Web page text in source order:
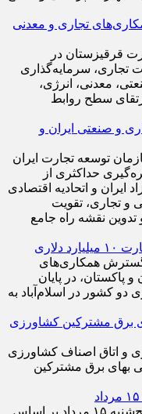
تجهیزات پزشکی و صنایع
تجاری و معدنی
قرقیزستان در
تجاری، سرمایه‌گذاری
معدنی، انرژی،
سطح روابط
و صنعتی ایران و
توسعه تجارت ایران
حداکثری از
و اتحادیه اقتصادی
و تجاری، تقویت
نقشه راه جامع
همکاری‌های
پاکستان، در پایان
کشور در اسلام‌آباد به
برق مشترکین کشاورزی
و اتاق اصناف کشاورزی
بهای برق مشترکین